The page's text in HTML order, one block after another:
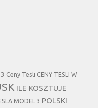
Ceny Tesli CENY TESLI W
ILE KOSZTUJE
MODEL 3 POLSKI